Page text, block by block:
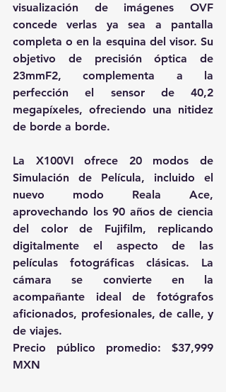
visualización de imágenes OVF
concede verlas ya sea a pantalla
completa o en la esquina del visor. Su
objetivo de precisión óptica de
23mmF2, complementa a la
perfección el sensor de 40,2
megapíxeles, ofreciendo una nitidez
de borde a borde.
La X100VI ofrece 20 modos de
Simulación de Película, incluido el
nuevo modo Reala Ace,
aprovechando los 90 años de ciencia
del color de Fujifilm, replicando
digitalmente el aspecto de las
películas fotográficas clásicas. La
cámara se convierte en la
acompañante ideal de fotógrafos
aficionados, profesionales, de calle, y
de viajes.
Precio público promedio: $37,999
MXN